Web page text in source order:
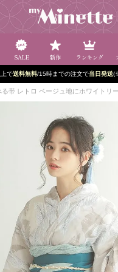
SALE 新作 ランキング
で送料無料/15時までの注文で当日発送
る帯 レトロ ベージュ地にホワイトリ